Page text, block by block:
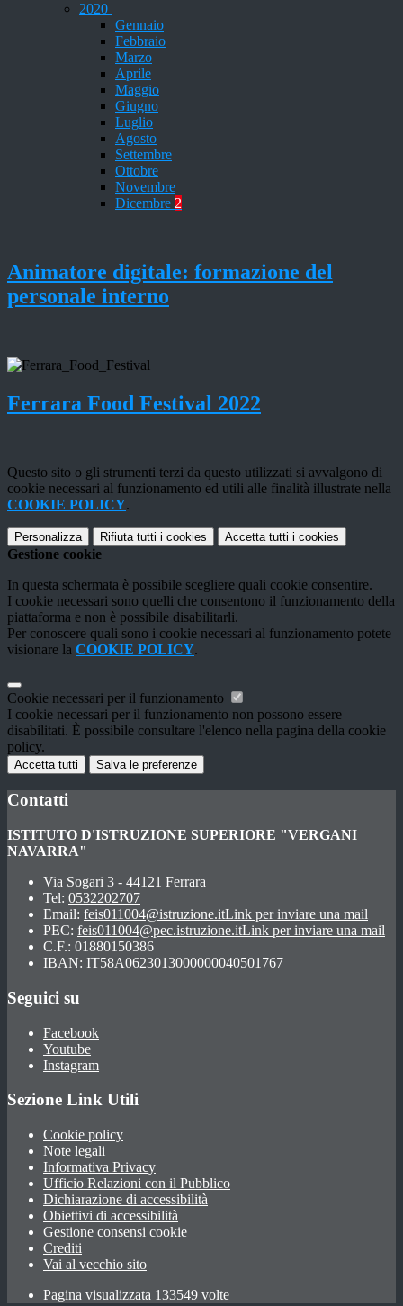
2020
Gennaio
Febbraio
Marzo
Aprile
Maggio
Giugno
Luglio
Agosto
Settembre
Ottobre
Novembre
Dicembre 2
Animatore digitale: formazione del
personale interno
Ferrara Food Festival 2022
Questo sito o gli strumenti terzi da questo utilizzati si avvalgono di
cookie necessari al funzionamento ed utili alle finalità illustrate nella
COOKIE POLICY.
Personalizza Rifiuta tutti i cookies Accetta tutti i cookies
Gestione cookie
In questa schermata è possibile scegliere quali cookie consentire.
I cookie necessari sono quelli che consentono il funzionamento della
piattaforma e non è possibile disabilitarli.
Per conoscere quali sono i cookie necessari al funzionamento potete
visionare la COOKIE POLICY.
Cookie necessari per il funzionamento
I cookie necessari per il funzionamento non possono essere
disabilitati. È possibile consultare l'elenco nella pagina della cookie
policy.
Accetta tutti Salva le preferenze
Contatti
ISTITUTO D'ISTRUZIONE SUPERIORE "VERGANI
NAVARRA"
Via Sogari 3 - 44121 Ferrara
Tel: 0532202707
Email: feis011004@istruzione.itLink per inviare una mail
PEC: feis011004@pec.istruzione.itLink per inviare una mail
C.F.: 01880150386
IBAN: IT58A0623013000000040501767
Seguici su
Facebook
Youtube
Instagram
Sezione Link Utili
Cookie policy
Note legali
Informativa Privacy
Ufficio Relazioni con il Pubblico
Dichiarazione di accessibilità
Obiettivi di accessibilità
Gestione consensi cookie
Crediti
Vai al vecchio sito
Pagina visualizzata 133549 volte